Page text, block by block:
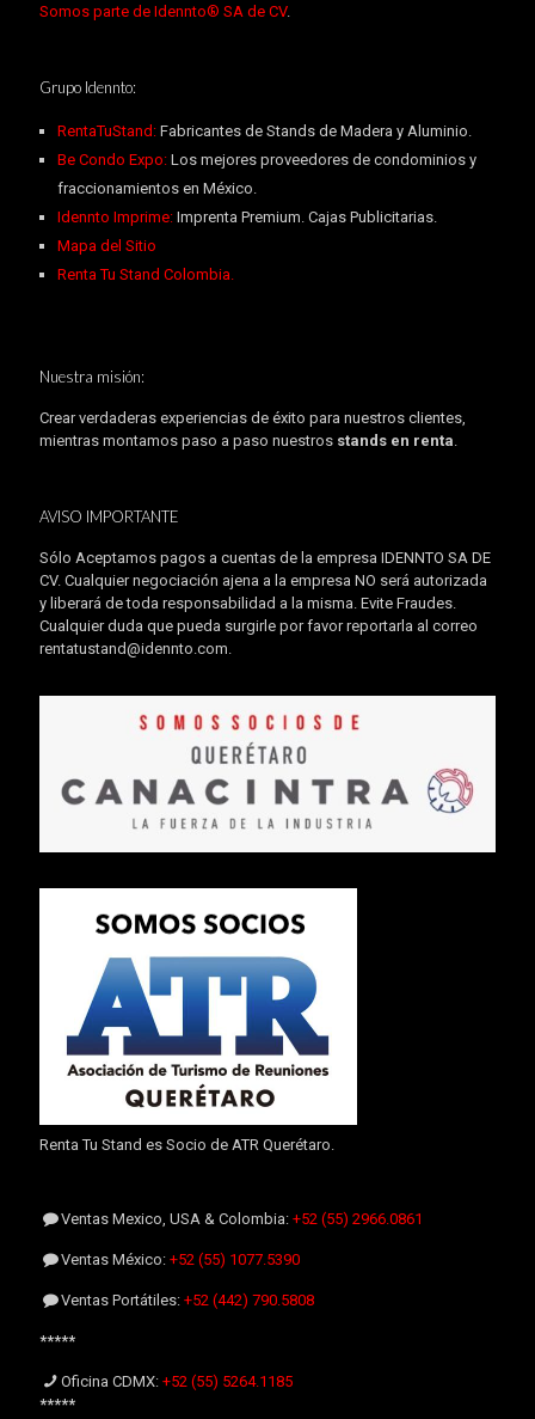
Somos parte de Idennto® SA de CV.
Grupo Idennto:
RentaTuStand:Fabricantes de Stands de Madera y Aluminio.
Be Condo Expo: Los mejores proveedores de condominios y
fraccionamientos en México.
Idennto Imprime:Imprenta Premium. Cajas Publicitarias.
Mapa del Sitio
Renta Tu Stand Colombia.
Nuestra misión:
Crear verdaderas experiencias de éxito para nuestros clientes,
mientras montamos paso a paso nuestros stands en renta
AVISO IMPORTANTE
Sólo Aceptamos pagos a cuentas de la empresa IDENNTO SA DE
CV. Cualquier negociación ajena a la empresa NO será autorizada
y liberará de toda responsabilidad a la misma. Evite Fraudes.
Cualquier duda que pueda surgirle por favor reportarla al correo
rentatustand@idennto.com
Renta Tu Stand es Socio de ATR Querétaro.
Ventas Mexico, USA & Colombia:+52 (55) 2966.0861
Ventas México:+52 (55) 1077.5390
Ventas Portátiles:+52 (442) 790.5808
*****
Oficina CDMX:+52 (55) 5264.1185
*****